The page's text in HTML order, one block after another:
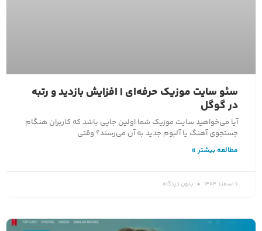
سئو سایت موزیک حرفه‌ای | افزایش بازدید و رتبه
در گوگل
آیا می‌خواهید سایت موزیک شما اولین جایی باشد که کاربران هنگام
جستجوی آهنگ یا آلبوم جدید به آن می‌رسند؟ وقتی
مطالعه بیشتر »
6 اسفند 1404 بدون دیدگاه